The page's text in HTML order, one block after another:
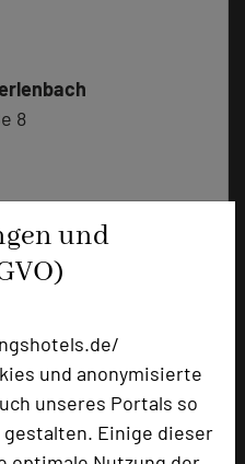
und
und anonymisierte
unseres Portals so
gestalten. Einige dieser
8
hinzufügen